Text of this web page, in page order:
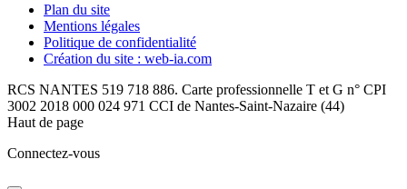
Plan du site
Mentions légales
Politique de confidentialité
Création du site : web-ia.com
RCS NANTES 519 718 886. Carte professionnelle T et G n° CPI
3002 2018 000 024 971 CCI de Nantes-Saint-Nazaire (44)
Haut de page
Connectez-vous